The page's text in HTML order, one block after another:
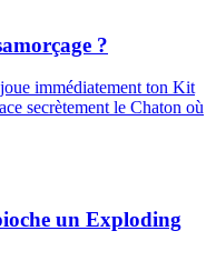
?
immédiatement ton Kit
secrètement le Chaton où
un Exploding